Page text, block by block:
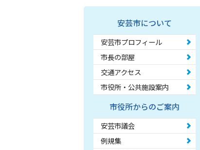
安芸市について
安芸市プロフィール
市長の部屋
交通アクセス
市役所・公共施設案内
市役所からのご案内
安芸市議会
例規集